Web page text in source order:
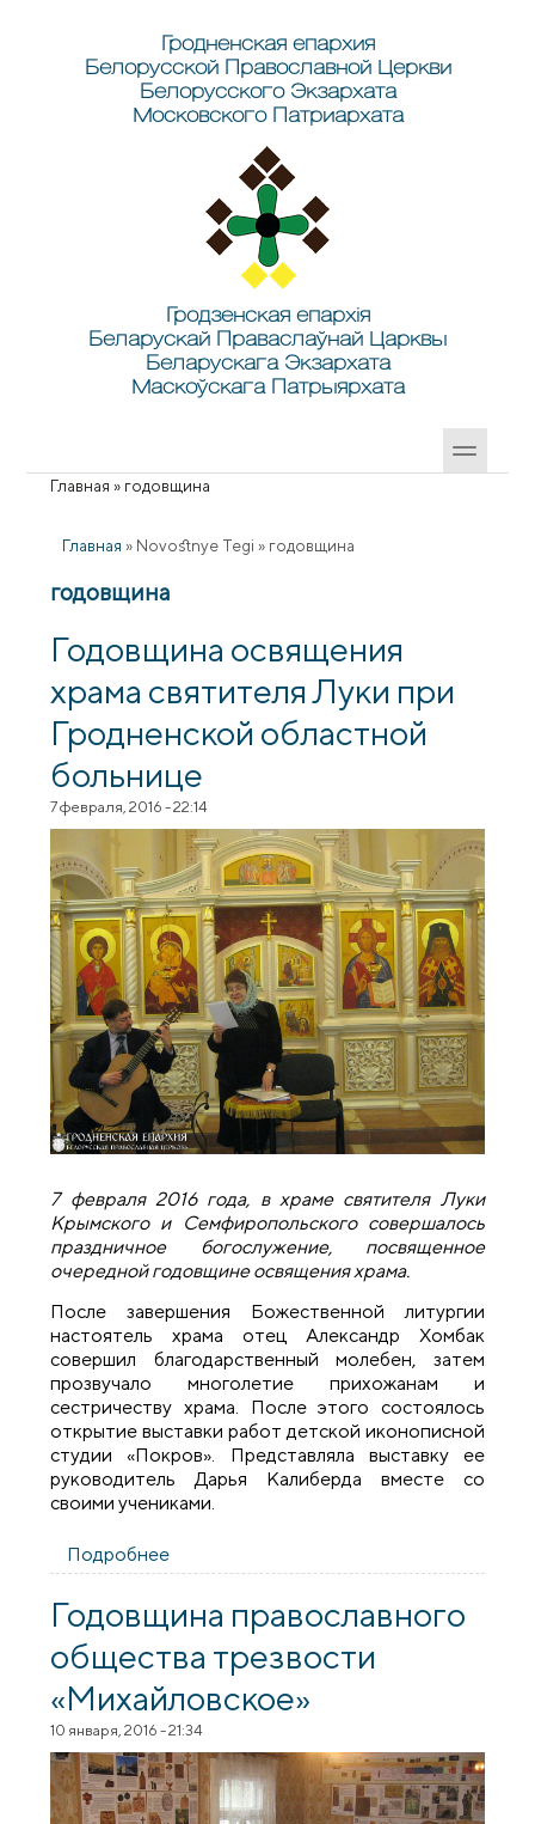
Гродненская епархия
Белорусской Православной Церкви
Белорусского Экзархата
Московского Патриархата
Гродзенская епархія
Беларускай Праваслаўнай Царквы
Беларускага Экзархата
Маскоўскага Патрыярхата
Вы здесь
Главная » годовщина
Главная » Novostnye Tegi » годовщина
годовщина
Годовщина освящения
храма святителя Луки при
Гродненской областной
больнице
7 февраля, 2016 - 22:14
7 февраля 2016 года, в храме святителя Луки
Крымского и Семфиропольского совершалось
праздничное богослужение, посвященное
очередной годовщине освящения храма.
После завершения Божественной литургии
настоятель храма отец Александр Хомбак
совершил благодарственный молебен, затем
прозвучало многолетие прихожанам и
сестричеству храма. После этого состоялось
открытие выставки работ детской иконописной
студии «Покров». Представляла выставку ее
руководитель Дарья Калиберда вместе со
своими учениками.
Подробнее
святителя Луки при Гродненской
Годовщина православного
общества трезвости
«Михайловское»
10 января, 2016 - 21:34